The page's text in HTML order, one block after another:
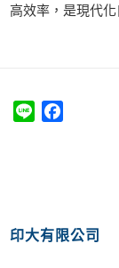
高效率，是現代
Line
印大有限公司